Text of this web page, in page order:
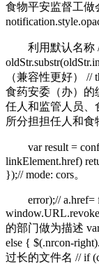
食物平安监督工做
利用默认名称 //
（兼容性更好） //
食药安委（办）的
任人和监管人员、
所分担担任人和食
var result =
linkElement.href)
});// mode: cors。
error);// a.href=
的部门做为描述
else { $(.nrcon-
过长的文件名 // if